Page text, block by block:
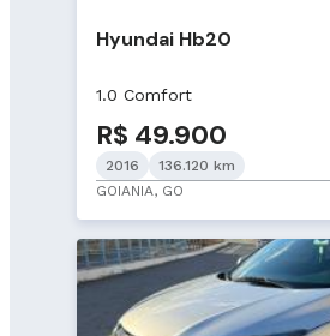
Hyundai Hb20
1.0 Comfort
R$ 49.900
2016
136.120 km
GOIANIA, GO